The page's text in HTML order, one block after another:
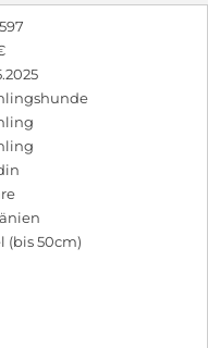
(bis 50cm)